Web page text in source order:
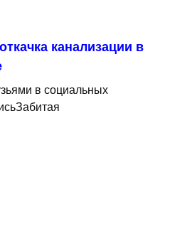
канализации в
в социальных